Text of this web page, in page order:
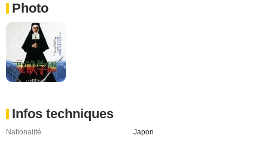
Photo
Infos techniques
Nationalité
Japon